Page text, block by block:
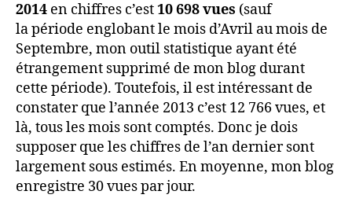
2014 en chiffres c’est10 698 vues (sauf
la période englobant le mois d’Avril au mois de
Septembre, mon outil statistique ayant été
étrangement supprimé de mon blog durant
cette période). Toutefois, il est intéressant de
constater que l’année 2013 c’est 12 766 vues, et
là, tous les mois sont comptés. Donc je dois
supposer que les chiffres de l’an dernier sont
largement sous estimés. En moyenne, mon blog
enregistre 30 vues par jour.